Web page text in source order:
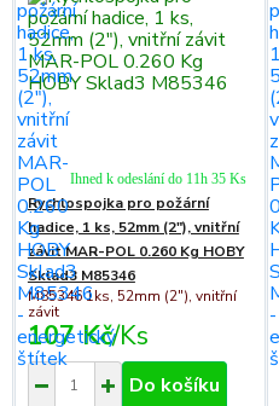
Rychlospojka pro požární
hadice, 1 ks, 52mm (2"), vnitřní
závit MAR-POL 0.260 Kg HOBY
Sklad3 M85346
M85346 1ks, 52mm (2"), vnitřní
závit
107 Kč/Ks
Ihned k odeslání do 11h 35 Ks
Do košíku